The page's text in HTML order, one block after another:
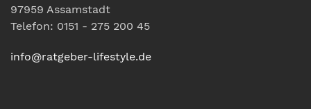
97959 Assamstadt
Telefon: 0151 - 275 200 45
info@ratgeber-lifestyle.de